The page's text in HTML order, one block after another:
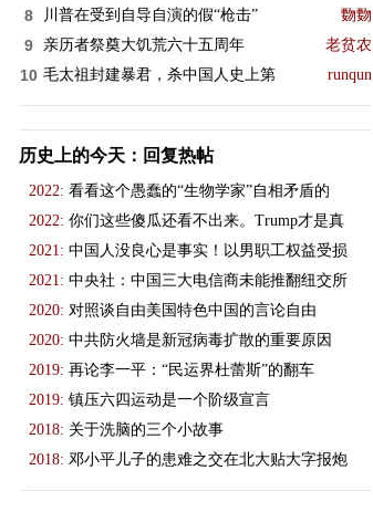
8 川普在受到自导自演的假“枪击” 覅覅
9 亲历者祭奠大饥荒六十五周年 老贫农
10 毛太祖封建暴君，杀中国人史上第 runqun
历史上的今天：回复热帖
2022: 看看这个愚蠢的“生物学家”自相矛盾的
2022: 你们这些傻瓜还看不出来。Trump才是真
2021: 中国人没良心是事实！以男职工权益受损
2021: 中央社：中国三大电信商未能推翻纽交所
2020: 对照谈自由美国特色中国的言论自由
2020: 中共防火墙是新冠病毒扩散的重要原因
2019: 再论李一平：“民运界杜蕾斯”的翻车
2019: 镇压六四运动是一个阶级宣言
2018: 关于洗脑的三个小故事
2018: 邓小平儿子的患难之交在北大贴大字报炮